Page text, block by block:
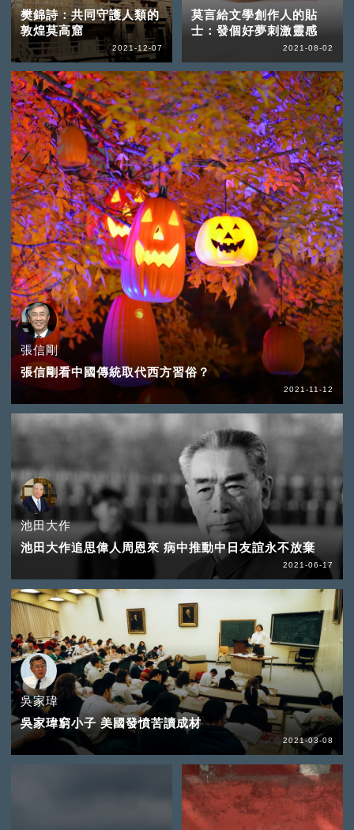
樊錦詩：共同守護人類的
敦煌莫高窟
2021-12-07
張信剛
張信剛看中國傳統取代西方習俗？
2021-11-12
莫言給文學創作人的貼
士：發個好夢刺激靈感
2021-08-02
池田大作
池田大作追思偉人周恩來 病中推動中日友誼永不放棄
2021-06-17
吳家瑋
吳家瑋窮小子 美國發憤苦讀成材
2021-03-08